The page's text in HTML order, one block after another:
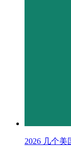
2026 几个